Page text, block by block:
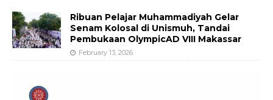
Ribuan Pelajar Muhammadiyah Gelar
Senam Kolosal di Unismuh, Tandai
Pembukaan OlympicAD VIII Makassar
February 13, 2026